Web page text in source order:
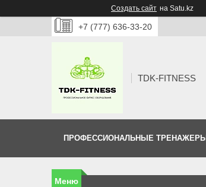
Создать сайт на Satu.kz
+7 (777) 636-33-20
TDK-FITNESS
ПРОФЕССИОНАЛЬНЫЕ ТРЕНАЖЕРЫ